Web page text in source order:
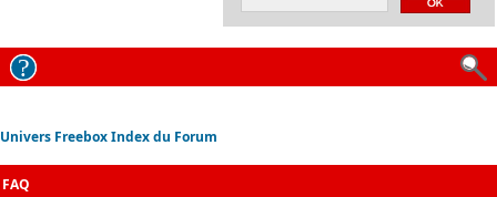
Univers Freebox Index du Forum
FAQ